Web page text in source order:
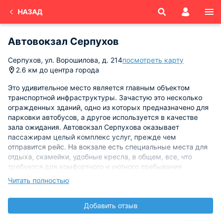
НАЗАД
Автовокзал Серпухов
Серпухов, ул. Ворошилова, д. 214посмотреть карту
2.6 км до центра города
Это удивительное место является главным объектом
транспортной инфраструктуры. Зачастую это несколько
огражденных зданий, одно из которых предназначено для
парковки автобусов, а другое используется в качестве
зала ожидания. Автовокзал Серпухова оказывает
пассажирам целый комплекс услуг, прежде чем
отправится рейс. На вокзале есть специальные места для
отдыха, скамейки, удобные кресла, в общем, все, что
требуется для комфортного и уютного пребывания
пассажиров и ожидания своего рейса.
На территории автовокзала в Серпухове имеется даже
телевизор, дополнительные комнаты, в которых можно
отдохнуть родителям и их детям. В здании есть свой
Читать полностью
Добавить отзыв